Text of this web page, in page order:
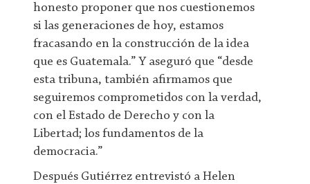
honesto proponer que nos cuestionemos
si las generaciones de hoy, estamos
fracasando en la construcción de la idea
que es Guatemala.” Y aseguró que “desde
esta tribuna, también afirmamos que
seguiremos comprometidos con la verdad,
con el Estado de Derecho y con la
Libertad; los fundamentos de la
democracia.”
Después Gutiérrez entrevistó a Helen